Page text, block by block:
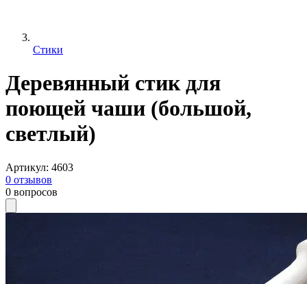
Стики
Деревянный стик для
поющей чаши (большой,
светлый)
Артикул: 4603
0 отзывов
0 вопросов